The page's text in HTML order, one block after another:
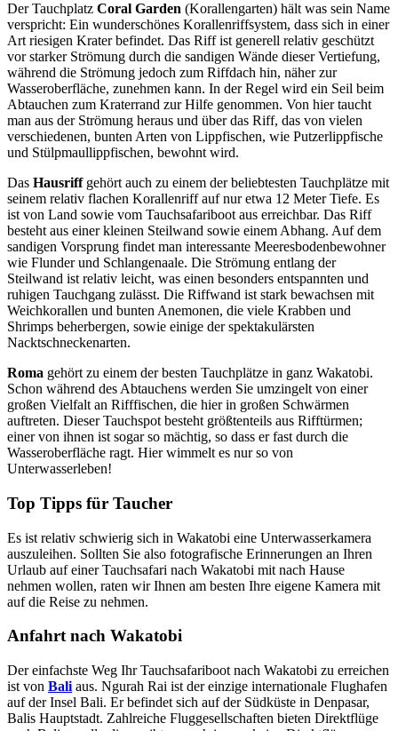
Der Tauchplatz Coral Garden (Korallengarten) hält was sein Name
verspricht: Ein wunderschönes Korallenriffsystem, dass sich in einer
Art riesigen Krater befindet. Das Riff ist generell relativ geschützt
vor starker Strömung durch die sandigen Wände dieser Vertiefung,
während die Strömung jedoch zum Riffdach hin, näher zur
Wasseroberfläche, zunehmen kann. In der Regel wird ein Seil beim
Abtauchen zum Kraterrand zur Hilfe genommen. Von hier taucht
man aus der Strömung heraus und über das Riff, das von vielen
verschiedenen, bunten Arten von Lippfischen, wie Putzerlippfische
und Stülpmaullippfischen, bewohnt wird.
Das Hausriffgehört auch zu einem der beliebtesten Tauchplätze mit
seinem relativ flachen Korallenriff auf nur etwa 12 Meter Tiefe. Es
ist von Land sowie vom Tauchsafariboot aus erreichbar. Das Riff
besteht aus einer kleinen Steilwand sowie einem Abhang. Auf dem
sandigen Vorsprung findet man interessante Meeresbodenbewohner
wie Flunder und Schlangenaale. Die Strömung entlang der
Steilwand ist relativ leicht, was einen besonders entspannten und
ruhigen Tauchgang zulässt. Die Riffwand ist stark bewachsen mit
Weichkorallen und bunten Anemonen, die viele Krabben und
Shrimps beherbergen, sowie einige der spektakulärsten
Nacktschneckenarten.
Roma gehört zu einem der besten Tauchplätze in ganz Wakatobi.
Schon während des Abtauchens werden Sie umzingelt von einer
großen Vielfalt an Rifffischen, die hier in großen Schwärmen
auftreten. Dieser Tauchspot besteht größtenteils aus Rifftürmen;
einer von ihnen ist sogar so mächtig, so dass er fast durch die
Wasseroberfläche ragt. Hier wimmelt es nur so von
Unterwasserleben!
Top Tipps für Taucher
Es ist relativ schwierig sich in Wakatobi eine Unterwasserkamera
auszuleihen. Sollten Sie also fotografische Erinnerungen an Ihren
Urlaub auf einer Tauchsafari nach Wakatobi mit nach Hause
nehmen wollen, raten wir Ihnen am besten Ihre eigene Kamera mit
auf die Reise zu nehmen.
Anfahrt nach Wakatobi
Der einfachste Weg Ihr Tauchsafariboot nach Wakatobi zu erreichen
ist von Bali aus. Ngurah Rai ist der einzige internationale Flughafen
auf der Insel Bali. Er befindet sich auf der Südküste in Denpasar,
Balis Hauptstadt. Zahlreiche Fluggesellschaften bieten Direktflüge